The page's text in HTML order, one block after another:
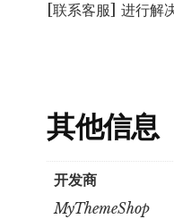
[联系客服] 进行解
其他信息
开发商
MyThemeShop